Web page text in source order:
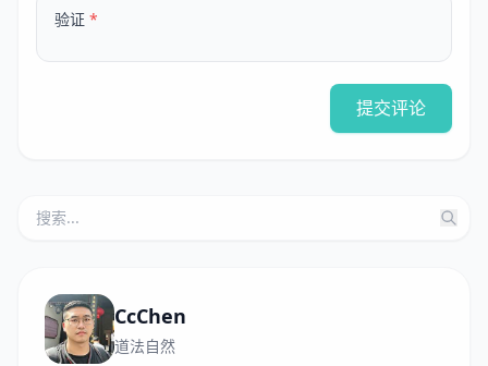
验证 *
提交评论
CcChen
道法自然